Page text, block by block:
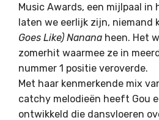
Music Awards, een mijlpaal in
laten we eerlijk zijn, niemand
Goes Like) Nanana heen. Het
zomerhit waarmee ze in
nummer 1 positie veroverde.
Met haar kenmerkende mix
catchy melodieën heeft Gou
ontwikkeld die dansvloeren